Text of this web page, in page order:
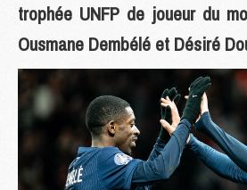
trophée UNFP de joueur du
Ousmane Dembélé et Désiré